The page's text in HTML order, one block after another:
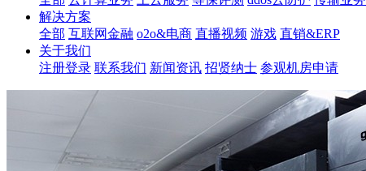
解决方案
全部 互联网金融 o2o&电商 直播视频 游戏 直销&ERP
关于我们
注册登录 联系我们 新闻资讯 招贤纳士 参观机房申请